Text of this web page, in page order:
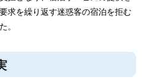
求を繰り返す迷惑客の宿泊を拒む
。